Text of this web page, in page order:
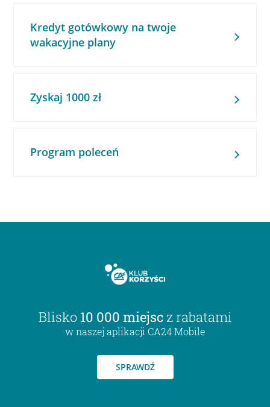
Kredyt gotówkowy na twoje
wakacyjne plany
Zyskaj 1000 zł
Program poleceń
Blisko 10 000 miejsc z rabatami
w naszej aplikacji CA24 Mobile
SPRAWDŹ